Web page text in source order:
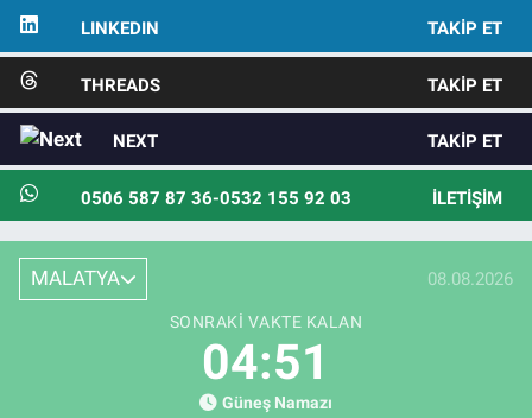
LINKEDIN TAKIP ET
THREADS TAKIP ET
NEXT TAKIP ET
0506 587 87 36-0532 155 92 03 İLETIŞIM
MALATYA 08.08.2026
SONRAKI VAKTE KALAN
04:50
Güneş Namazı